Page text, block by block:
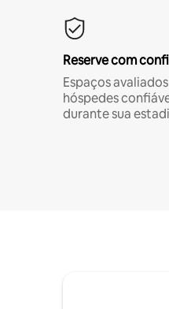
Reserve com
Espaços
hóspedes
durante sua